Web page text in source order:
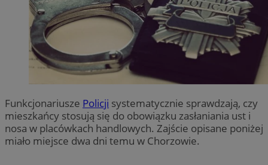
Funkcjonariusze Policji systematycznie sprawdzają, czy
mieszkańcy stosują się do obowiązku zasłaniania ust i
nosa w placówkach handlowych. Zajście opisane poniżej
miało miejsce dwa dni temu w Chorzowie.